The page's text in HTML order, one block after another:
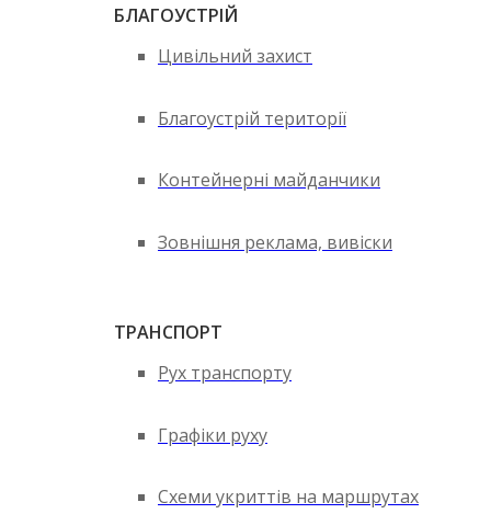
БЛАГОУСТРІЙ
Цивільний захист
Благоустрій території
Контейнерні майданчики
Зовнішня реклама, вивіски
ТРАНСПОРТ
Рух транспорту
Графіки руху
Схеми укриттів на маршрутах